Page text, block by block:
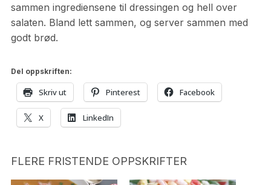
sammen ingrediensene til dressingen og hell over
salaten. Bland lett sammen, og server sammen med
godt brød.
Del oppskriften:
Skriv ut Pinterest Facebook
X LinkedIn
FLERE FRISTENDE OPPSKRIFTER